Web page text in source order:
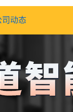
司动态